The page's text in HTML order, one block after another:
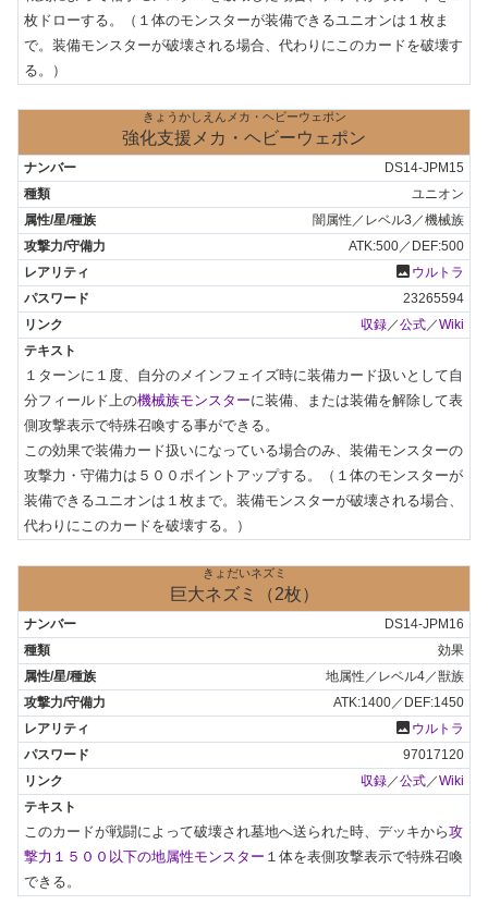
枚ドローする。（１体のモンスターが装備できるユニオンは１枚ま
で。装備モンスターが破壊される場合、代わりにこのカードを破壊す
る。）
きょうかしえんメカ・ヘビーウェポン
強化支援メカ・ヘビーウェポン
DS14-JPM15
ユニオン
闇属性／レベル3／機械族
ATK:500／DEF:500
photo ウルトラ
23265594
収録／公式／Wiki
１ターンに１度、自分のメインフェイズ時に装備カード扱いとして自
分フィールド上の機械族モンスターに装備、または装備を解除して表
側攻撃表示で特殊召喚する事ができる。
この効果で装備カード扱いになっている場合のみ、装備モンスターの
攻撃力・守備力は５００ポイントアップする。（１体のモンスターが
装備できるユニオンは１枚まで。装備モンスターが破壊される場合、
代わりにこのカードを破壊する。）
きょだいネズミ
巨大ネズミ（2枚）
DS14-JPM16
効果
地属性／レベル4／獣族
ATK:1400／DEF:1450
photo ウルトラ
97017120
収録 ／公式 ／Wiki
このカードが戦闘によって破壊され墓地へ送られた時、デッキから攻
撃力１５００以下の地属性モンスター １体を表側攻撃表示で特殊召喚
できる。